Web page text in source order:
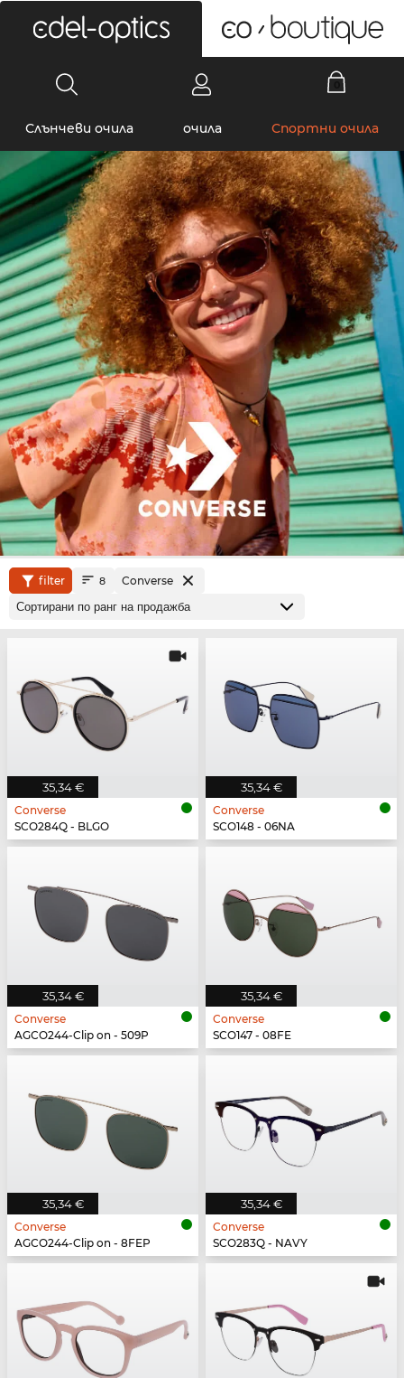
Слънчеви очила очила Спортни очила
filter 8 Converse
35,34 €
Converse
SCO284Q - BLGO
35,34 €
Converse
SCO148 - 06NA
35,34 €
Converse
AGCO244-Clip on - 509P
35,34 €
Converse
SCO147 - 08FE
35,34 €
Converse
AGCO244-Clip on - 8FEP
35,34 €
Converse
SCO283Q - NAVY